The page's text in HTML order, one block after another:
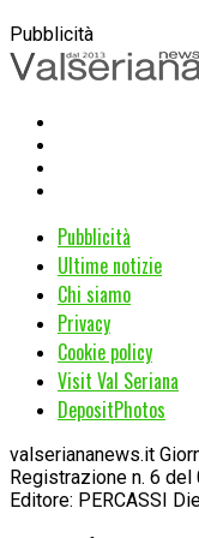
Pubblicità
Pubblicità
Ultime notizie
Chi siamo
Privacy
Cookie policy
Visit Val Seriana
DepositPhotos
valseriananews.it
Registrazione n. 6
Editore: PERCASSI